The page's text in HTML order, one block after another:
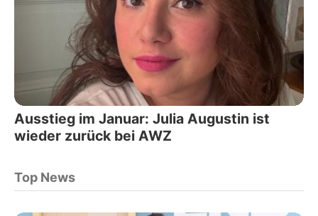
Ausstieg im Januar: Julia Augustin ist
wieder zurück bei AWZ
Top News